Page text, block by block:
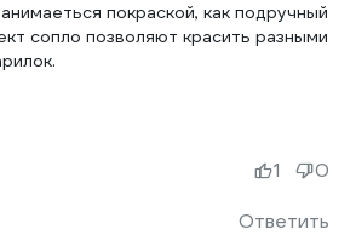
покраской, как подручный
сопло позволяют красить разными
Ответить
1 0